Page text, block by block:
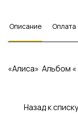
Описание Оплата
«Алиса» Альбом
Назад к списку